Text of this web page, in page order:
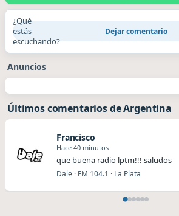
¿Qué
estás
escuchando?
Dejar comentario
Anuncios
Últimos comentarios de Argentina
Francisco
Hace 40 minutos
que buena radio lptm!!! saludos
Dale · FM 104.1 · La Plata